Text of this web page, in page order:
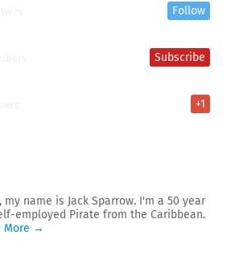
Follow
Subscribe
+1
my name is Jack Sparrow. I'm a 50 year
employed Pirate from the Caribbean.
More →